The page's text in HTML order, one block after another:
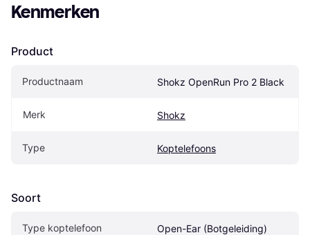
Kenmerken
Product
Productnaam Shokz OpenRun Pro 2 Black
Merk Shokz
Type Koptelefoons
Soort
Type koptelefoon Open-Ear (Botgeleiding)